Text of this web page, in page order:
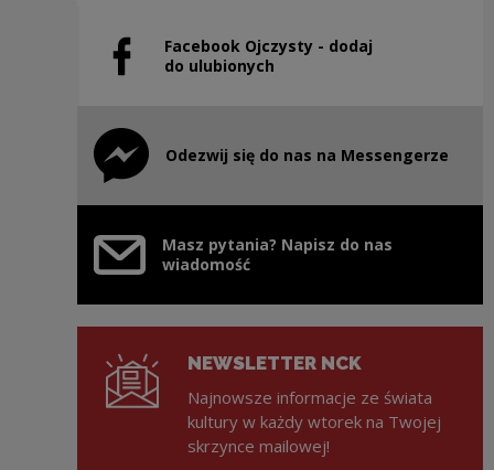
Facebook Ojczysty - dodaj
do ulubionych
Uwaga, link zostanie otwarty w nowym oknie
Odezwij się do nas na Messengerze
Uwaga, link zostanie otwarty w nowym oknie
Masz pytania? Napisz do nas
wiadomość
NEWSLETTER NCK
Najnowsze informacje ze świata
kultury w każdy wtorek na Twojej
skrzynce mailowej!